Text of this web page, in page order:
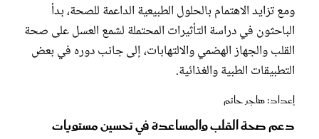
ومع تزايد الاهتمام بالحلول الطبيعية الداعمة للصحة، بدأ
الباحثون في دراسة التأثيرات المحتملة لشمع العسل على صحة
القلب والجهاز الهضمي والالتهابات، إلى جانب دوره في بعض
التطبيقات الطبية والغذائية.
إعداد: هاجر حاتم
دعم صحة القلب والمساعدة في تحسين مستويات